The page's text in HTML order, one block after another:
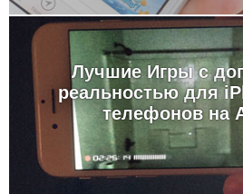
Лучшие Игры с
реальностью для
телефонов на